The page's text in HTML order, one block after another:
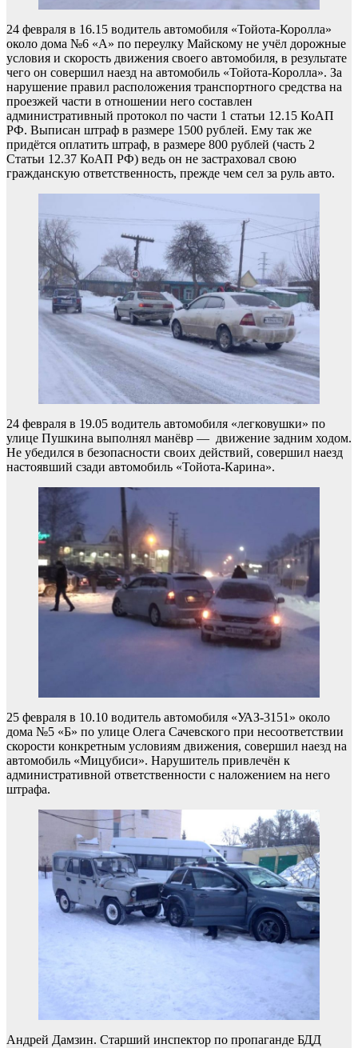
24 февраля в 16.15 водитель автомобиля «Тойота-Королла»
около дома №6 «А» по переулку Майскому не учёл дорожные
условия и скорость движения своего автомобиля, в результате
чего он совершил наезд на автомобиль «Тойота-Королла». За
нарушение правил расположения транспортного средства на
проезжей части в отношении него составлен
административный протокол по части 1 статьи 12.15 КоАП
РФ. Выписан штраф в размере 1500 рублей. Ему так же
придётся оплатить штраф, в размере 800 рублей (часть 2
Статьи 12.37 КоАП РФ) ведь он не застраховал свою
гражданскую ответственность, прежде чем сел за руль авто.
24 февраля в 19.05 водитель автомобиля «легковушки» по
улице Пушкина выполнял манёвр — движение задним ходом.
Не убедился в безопасности своих действий, совершил наезд
настоявший сзади автомобиль «Тойота-Карина».
25 февраля в 10.10 водитель автомобиля «УАЗ-3151» около
дома №5 «Б» по улице Олега Сачевского при несоответствии
скорости конкретным условиям движения, совершил наезд на
автомобиль «Мицубиси». Нарушитель привлечён к
административной ответственности с наложением на него
штрафа.
Андрей Дамзин. Старший инспектор по пропаганде БДД